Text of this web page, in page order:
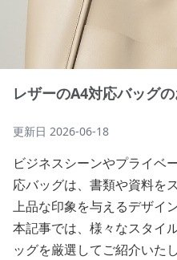
レザーのA4対応バッグ
更新日 2026-06-18
ビジネスシーンやプライベ
応バッグは、書類や資料を
上品な印象を与えるデザイ
本記事では、様々なスタイ
ッグを厳選してご紹介いたし